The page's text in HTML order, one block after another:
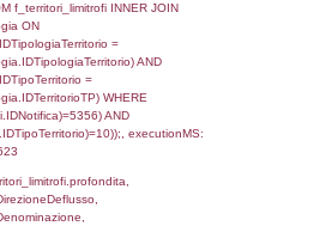
f_territori_limitrofi.Distanza,
ON